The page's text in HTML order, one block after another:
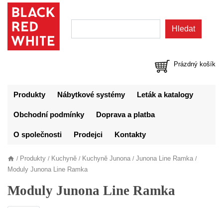
Prázdný košík
Produkty Nábytkové systémy Leták a katalogy
Obchodní podmínky Doprava a platba
O společnosti Prodejci Kontakty
/ Produkty / Kuchyně / Kuchyně Junona / Junona Line Ramka /
Moduly Junona Line Ramka
Moduly Junona Line Ramka